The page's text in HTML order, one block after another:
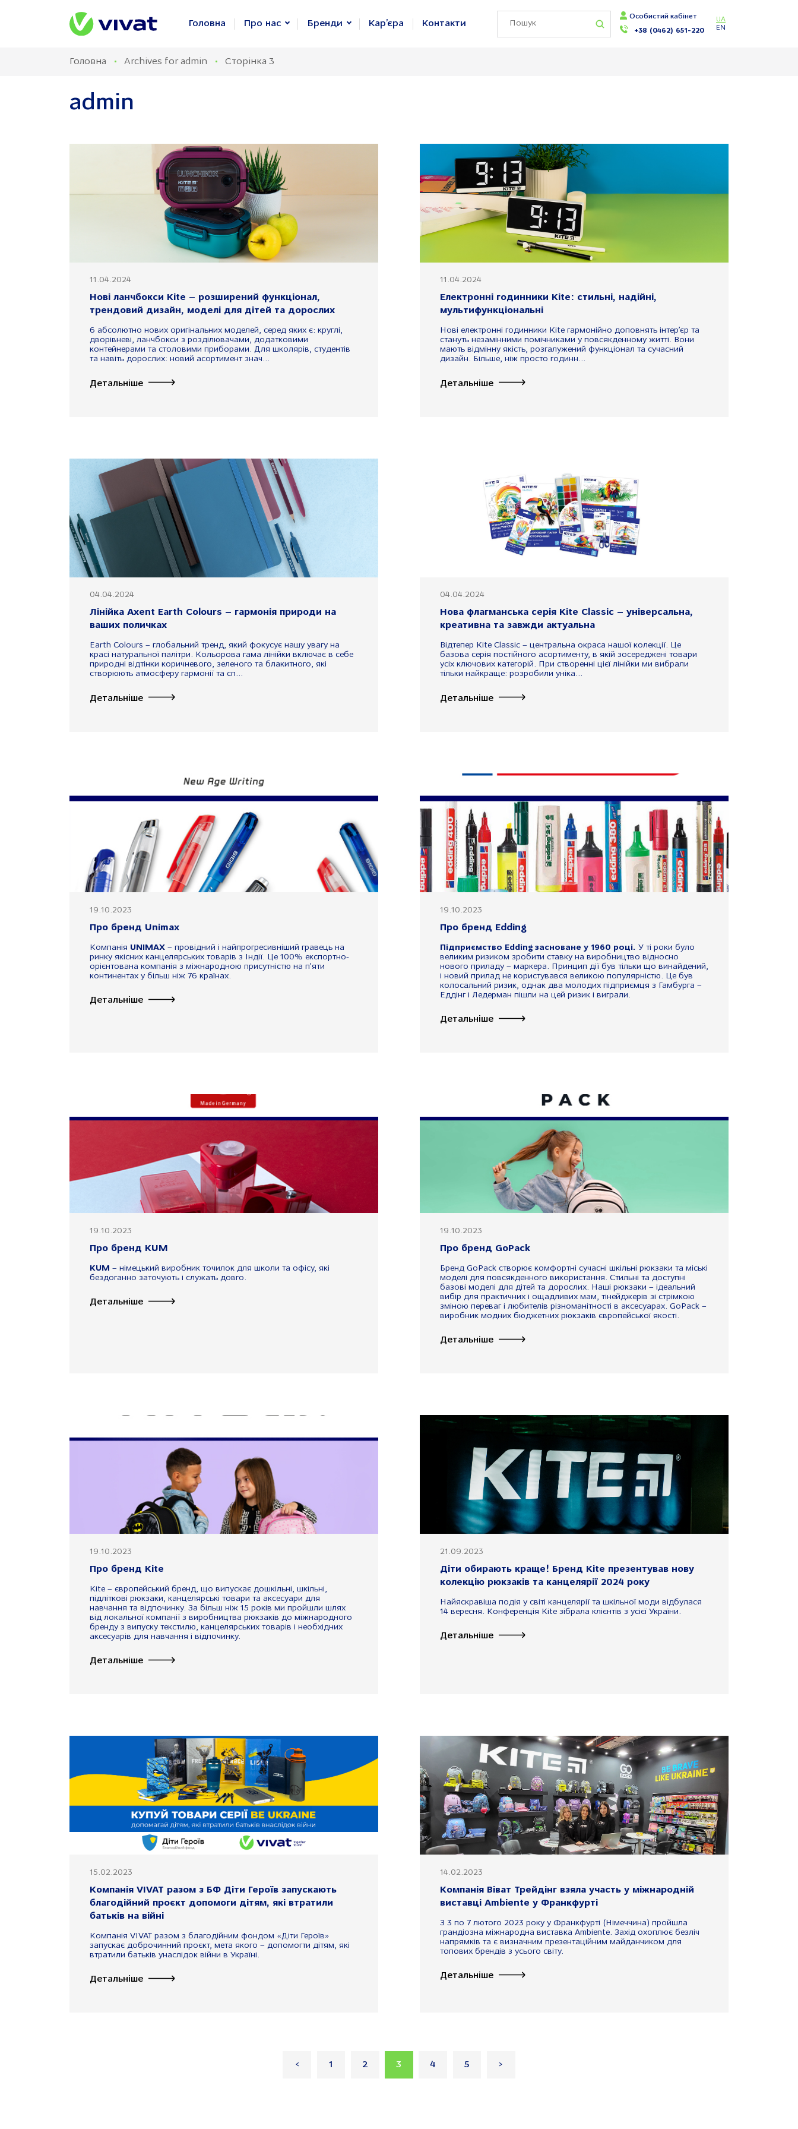
Головна Про нас
Бізнес VIVAT
Бренди Кар’єра Контакти
Особистий кабінет
+38 (0462) 651-220
UA
EN
Головна Archives for admin Сторінка 3
admin
11.04.2024
Нові ланчбокси Kite – розширений функціонал,
трендовий дизайн, моделі для дітей та дорослих
6 абсолютно нових оригінальних моделей, серед яких є: круглі,
дворівневі, ланчбокси з розділювачами, додатковими
контейнерами та столовими приборами. Для школярів, студентів
та навіть дорослих: новий асортимент знач...
Детальніше
11.04.2024
Електронні годинники Kite: стильні, надійні,
мультифункціональні
Нові електронні годинники Kite гармонійно доповнять інтер’єр та
стануть незамінними помічниками у повсякденному житті. Вони
мають відмінну якість, розгалужений функціонал та сучасний
дизайн. Більше, ніж просто годинн...
Детальніше
04.04.2024
Лінійка Axent Earth Colours – гармонія природи на
ваших поличках
Earth Colours – глобальний тренд, який фокусує нашу увагу на
красі натуральної палітри. Кольорова гама лінійки включає в себе
природні відтінки коричневого, зеленого та блакитного, які
створюють атмосферу гармонії та сп...
Детальніше
04.04.2024
Нова флагманська серія Kite Classic – універсальна,
креативна та завжди актуальна
Відтепер Kite Classic – центральна окраса нашої колекції. Це
базова серія постійного асортименту, в якій зосереджені товари
усіх ключових категорій. При створенні цієї лінійки ми вибрали
тільки найкраще: розробили уніка...
Детальніше
19.10.2023
Про бренд Unimax
Компанія UNIMAX– провідний і найпрогресивніший гравець на
ринку якісних канцелярських товарів з Індії. Це 100% експортно-
орієнтована компанія з міжнародною присутністю на п'яти
континентах у більш ніж 76 країнах.
Детальніше
19.10.2023
Про бренд Edding
Підприємство Edding засноване у 1960 році. У ті роки було
великим ризиком зробити ставку на виробництво відносно
нового приладу – маркера. Принцип дії був тільки що винайдений,
і новий прилад не користувався великою популярністю. Це був
колосальний ризик, однак два молодих підприємця з Гамбурга –
Еддінг і Ледерман пішли на цей ризик і виграли.
Детальніше
19.10.2023
Про бренд KUM
KUM – німецький виробник точилок для школи та офісу, які
бездоганно заточують і служать довго.
Детальніше
19.10.2023
Про бренд GoPack
Бренд GoPack створює комфортні сучасні шкільні рюкзаки та міські
моделі для повсякденного використання. Стильні та доступні
базові моделі для дітей та дорослих. Наші рюкзаки – ідеальний
вибір для практичних і ощадливих мам, тінейджерів зі стрімкою
зміною переваг і любителів різноманітності в аксесуарах. GoPack –
виробник модних бюджетних рюкзаків європейської якості.
Детальніше
19.10.2023
Про бренд Kite
Kite – європейський бренд, що випускає дошкільні, шкільні,
підліткові рюкзаки, канцелярські товари та аксесуари для
навчання та відпочинку. За більш ніж 15 років ми пройшли шлях
від локальної компанії з виробництва рюкзаків до міжнародного
бренду з випуску текстилю, канцелярських товарів і необхідних
аксесуарів для навчання і відпочинку.
Детальніше
21.09.2023
Діти обирають краще! Бренд Kite презентував нову
колекцію рюкзаків та канцелярії 2024 року
Найяскравіша подія у світі канцелярії та шкільної моди відбулася
14 вересня. Конференція Kite зібрала клієнтів з усієї України.
Детальніше
15.02.2023
Компанія VIVAT разом з БФ Діти Героїв запускають
благодійний проєкт допомоги дітям, які втратили
батьків на війні
Компанія VIVAT разом з благодійним фондом «Діти Героїв»
запускає доброчинний проєкт, мета якого – допомогти дітям, які
втратили батьків унаслідок війни в Україні.
Детальніше
14.02.2023
Компанія Віват Трейдінг взяла участь у міжнародній
виставці Ambiente у Франкфурті
З 3 по 7 лютого 2023 року у Франкфурті (Німеччина) пройшла
грандіозна міжнародна виставка Ambiente. Захід охоплює безліч
напрямків та є визначним презентаційним майданчиком для
топових брендів з усього світу.
Детальніше
< 1 2 3 4 5 >